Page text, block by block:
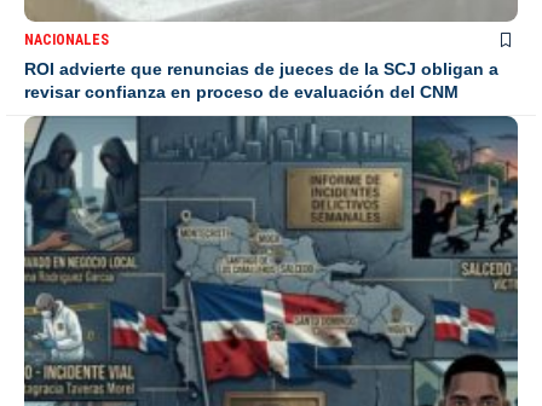
NACIONALES
ROI advierte que renuncias de jueces de la SCJ obligan a
revisar confianza en proceso de evaluación del CNM